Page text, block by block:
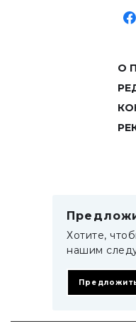
О
Хотите,
нашим